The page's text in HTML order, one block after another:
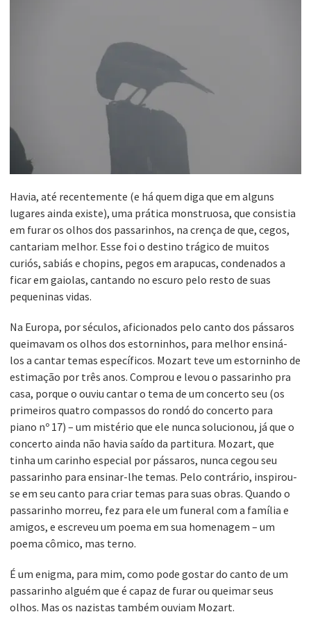
Havia, até recentemente (e há quem diga que em alguns
lugares ainda existe), uma prática monstruosa, que consistia
em furar os olhos dos passarinhos, na crença de que, cegos,
cantariam melhor. Esse foi o destino trágico de muitos
curiós, sabiás e chopins, pegos em arapucas, condenados a
ficar em gaiolas, cantando no escuro pelo resto de suas
pequeninas vidas.
Na Europa, por séculos, aficionados pelo canto dos pássaros
queimavam os olhos dos estorninhos, para melhor ensiná-
los a cantar temas específicos. Mozart teve um estorninho de
estimação por três anos. Comprou e levou o passarinho pra
casa, porque o ouviu cantar o tema de um concerto seu (os
primeiros quatro compassos do rondó do concerto para
piano nº 17) – um mistério que ele nunca solucionou, já que o
concerto ainda não havia saído da partitura. Mozart, que
tinha um carinho especial por pássaros, nunca cegou seu
passarinho para ensinar-lhe temas. Pelo contrário, inspirou-
se em seu canto para criar temas para suas obras. Quando o
passarinho morreu, fez para ele um funeral com a família e
amigos, e escreveu um poema em sua homenagem – um
poema cômico, mas terno.
É um enigma, para mim, como pode gostar do canto de um
passarinho alguém que é capaz de furar ou queimar seus
olhos. Mas os nazistas também ouviam Mozart.